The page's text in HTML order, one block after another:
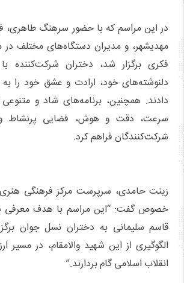
در این مراسم که با حضور سرهنگ طاهری،
مهدیشهر، و مدیران دستگاه‌های مختلف
فکری برگزار شد، دختران شرکت‌کننده
دلنوشته‌های خود، ارادت و عشق خود را
دادند. همچنین، برنامه‌های شاد و
سرعت، دقت و هوش، فضایی پرنشاط و
شرکت‌کنندگان فراهم کرد.
زینت حامدی، سرپرست مرکز فرهنگی
خصوص گفت: “این مراسم با هدف
قاسم سلیمانی به دختران نسل جوان
الگوگیری از این شهید والامقام، در مسیر
انقلاب اسلامی گام بردارند.”